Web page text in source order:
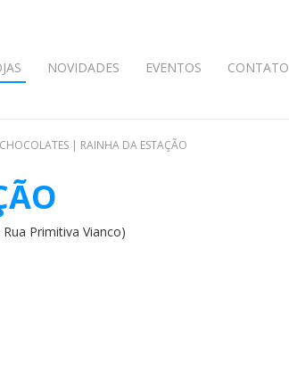
NOVIDADES EVENTOS CONTATO
| RAINHA DA ESTAÇÃO
Primitiva Vianco)